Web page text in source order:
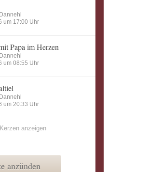
um 17:00 Uhr
Papa im Herzen
um 08:55 Uhr
um 20:33 Uhr
anzeigen
anzünden